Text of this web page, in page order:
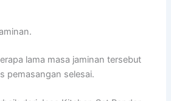
lama masa jaminan tersebut
pemasangan selesai.